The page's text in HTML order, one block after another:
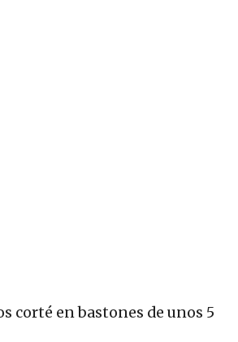
corté en bastones de unos 5